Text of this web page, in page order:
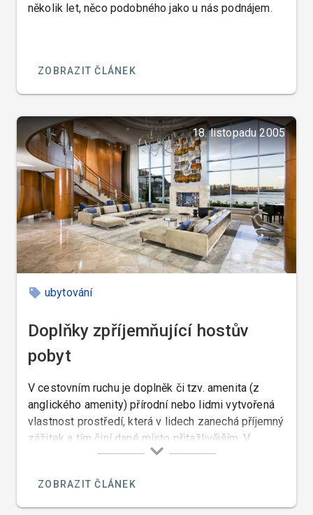
několik let, něco podobného jako u nás podnájem.
ZOBRAZIT ČLÁNEK
18. listopadu 2005
ubytování
Doplňky zpříjemňující hostův
pobyt
V cestovním ruchu je doplněk či tzv. amenita (z
anglického amenity) přírodní nebo lidmi vytvořená
vlastnost prostředí, která v lidech zanechá příjemný
zážitek a tím činí dané místo přitažlivějším. V
osobní letecké dopravě a v ubytovacích provozech
ZOBRAZIT ČLÁNEK